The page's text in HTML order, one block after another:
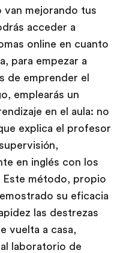
van mejorando tus
acceder a
online en cuanto
para empezar a
de emprender el
emplearás un
en el aula: no
explica el profesor
en inglés con los
Este método, propio
su eficacia
las destrezas
vuelta a casa,
laboratorio de